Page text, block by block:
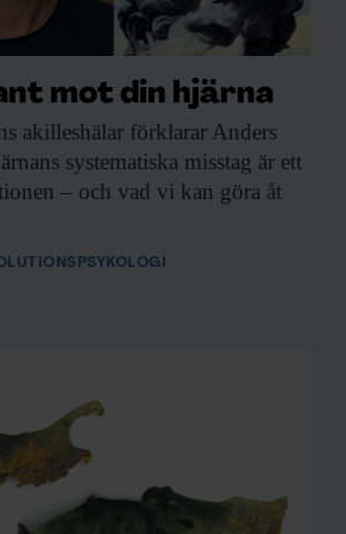
mot din hjärna
akilleshälar förklarar Anders
systematiska misstag är ett
– och vad vi kan göra åt